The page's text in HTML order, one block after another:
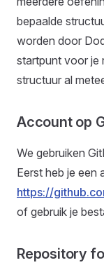
bepaalde
worden door
startpunt voor je
structuur al
Account op
We gebruiken
Eerst heb je een
https://
of gebruik je
Repository